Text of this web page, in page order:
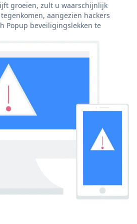
groeien, zult u waarschijnlijk
aangezien hackers
Popup beveiligingslekken te